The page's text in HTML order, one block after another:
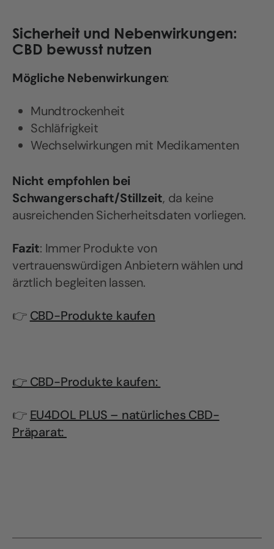
Sicherheit und Nebenwirkungen:
CBD bewusst nutzen
Mögliche Nebenwirkungen:
Mundtrockenheit
Schläfrigkeit
Wechselwirkungen mit Medikamenten
Nicht empfohlen bei
Schwangerschaft/Stillzeit, da keine
ausreichenden Sicherheitsdaten vorliegen.
Fazit: Immer Produkte von
vertrauenswürdigen Anbietern wählen und
ärztlich begleiten lassen.
👉 CBD-Produkte kaufen
👉 CBD-Produkte kaufen:
👉 EU4DOL PLUS – natürliches CBD-
Präparat: